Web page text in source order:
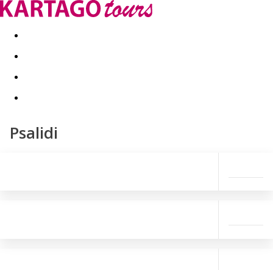
Kapcsolat Nyár 2026 Last Minute
Psalidi